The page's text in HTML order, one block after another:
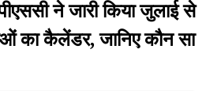
ने जारी किया जुलाई से
का कैलेंडर, जानिए कौन सा